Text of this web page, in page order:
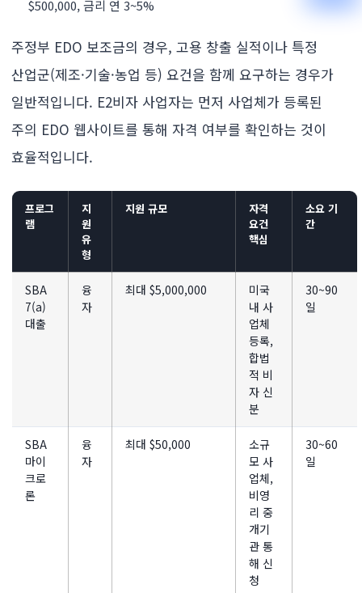
$500,000, 금리 연 3~5%
주정부 EDO 보조금의 경우, 고용 창출 실적이나 특정
산업군(제조·기술·농업 등) 요건을 함께 요구하는 경우가
일반적입니다. E2비자 사업자는 먼저 사업체가 등록된
주의 EDO 웹사이트를 통해 자격 여부를 확인하는 것이
효율적입니다.
프로그
램
지
원
유
형
지원 규모
자격
요건
핵심
소요 기
간
SBA
7(a)
대출
융
자
최대 $5,000,000
미국
내 사
업체
등록,
합법
적 비
자 신
분
30~90
일
SBA
마이
크로
론
융
자
최대 $50,000
소규
모 사
업체,
비영
리 중
개기
관 통
해 신
청
30~60
일